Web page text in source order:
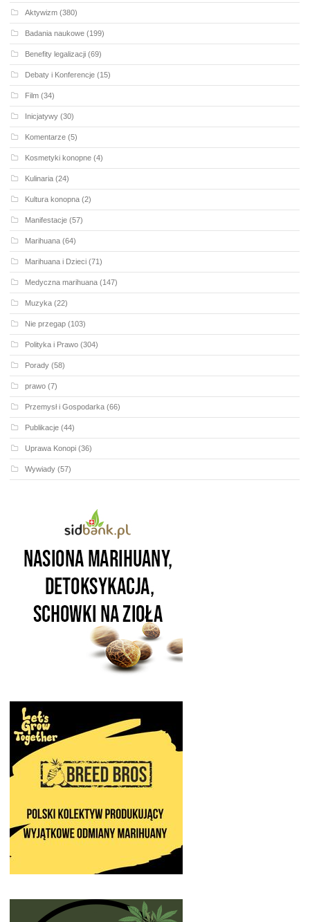
Aktywizm (380)
Badania naukowe (199)
Benefity legalizacji (69)
Debaty i Konferencje (15)
Film (34)
Inicjatywy (30)
Komentarze (5)
Kosmetyki konopne (4)
Kulinaria (24)
Kultura konopna (2)
Manifestacje (57)
Marihuana (64)
Marihuana i Dzieci (71)
Medyczna marihuana (147)
Muzyka (22)
Nie przegap (103)
Polityka i Prawo (304)
Porady (58)
prawo (7)
Przemysł i Gospodarka (66)
Publikacje (44)
Uprawa Konopi (36)
Wywiady (57)